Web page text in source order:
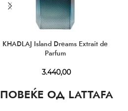
KHADLAJ Island Dreams Extrait de
Parfum
3.440,00
ПОВЕЌЕ ОД LATTAFA